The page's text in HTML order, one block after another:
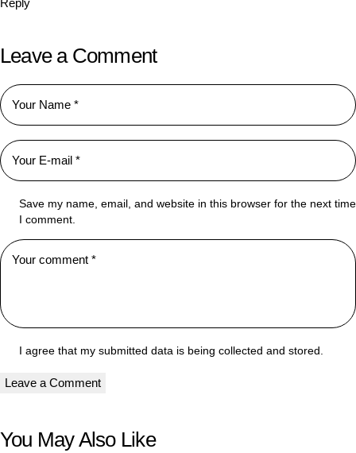
Leave a Comment
Save my name, email, and website in this browser for the next time
I comment.
I agree that my submitted data is being collected and stored.
You May Also Like